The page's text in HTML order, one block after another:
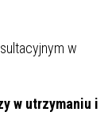
w
w utrzymaniu i